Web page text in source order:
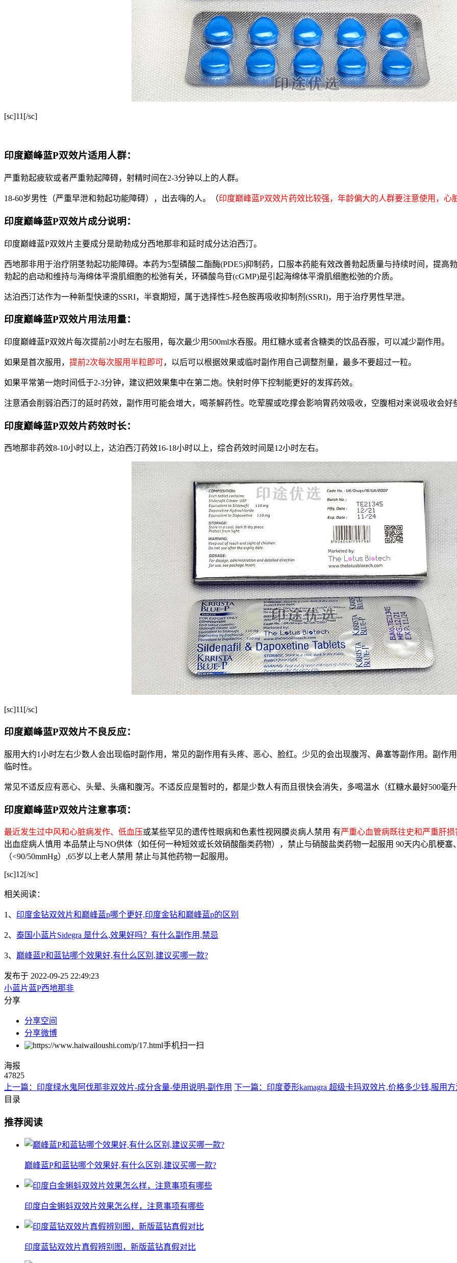
[sc]11[/sc]
印度巅峰蓝P双效片适用人群：
严重勃起疲软或者严重勃起障碍，射精时间在2-3分钟以上的人群。
18-60岁男性（严重早泄和勃起功能障碍），出去嗨的人。（印度巅峰蓝P双效片药效比较强，年龄偏大的人群要注意使用，心
印度巅峰蓝P双效片成分说明：
印度巅峰蓝P双效片主要成分是助勃成分西地那非和延时成分达泊西汀。
西地那非用于治疗阴茎勃起功能障碍。本药为5型磷酸二酯酶(PDE5)抑制药，口服本药能有效改善勃起质量与持续时间，提高
勃起的启动和维持与海绵体平滑肌细胞的松弛有关，环磷酸鸟苷(cGMP)是引起海绵体平滑肌细胞松弛的介质。
达泊西汀达作为一种新型快速的SSRI，半衰期短，属于选择性5-羟色胺再吸收抑制剂(SSRI)，用于治疗男性早泄。
印度巅峰蓝P双效片用法用量：
印度巅峰蓝P双效片每次提前2小时左右服用，每次最少用500ml水吞服。用红糖水或者含糖类的饮品吞服，可以减少副作用。
如果是首次服用， 提前2次每次服用半粒即可，以后可以根据效果或临时副作用自己调整剂量，最多不要超过一粒。
如果平常第一炮时间低于2-3分钟，建议把效果集中在第二炮。快射时停下控制能更好的发挥药效。
注意酒会削弱泊西汀的延时药效，副作用可能会增大，喝茶解药性。吃荤腥或吃撑会影响胃药效吸收，空腹相对来说吸收会好
印度巅峰蓝P双效片药效时长：
西地那非药效8-10小时以上，达泊西汀药效16-18小时以上，综合药效时间是12小时左右。
[sc]11[/sc]
印度巅峰蓝P双效片不良反应：
服用大约1小时左右少数人会出现临时副作用，常见的副作用有头疼、恶心、脸红。少见的会出现腹泻、鼻塞等副作用。副作
临时性。
常见不适反应有恶心、头晕、头痛和腹泻。不适反应是暂时的，都是少数人有而且很快会消失，多喝温水（红糖水最好500毫
印度巅峰蓝P双效片注意事项：
最近发生过中风和心脏病发作、低血压或某些罕见的遗传性眼病和色素性视网膜炎病人禁用 有严重心血管病既往史和严重肝损
出血症病人慎用 本品禁止与NO供体（如任何一种短效或长效硝酸酯类药物），禁止与硝酸盐类药物一起服用 90天内心肌梗
（<90/50mmHg）,65岁以上老人禁用 禁止与其他药物一起服用。
[sc]12[/sc]
相关阅读：
1、 印度金钻双效片和巅峰蓝p哪个更好,印度金钻和巅峰蓝p的区别
2、 泰国小蓝片Sidegra 是什么,效果好吗？有什么副作用,禁忌
3、 巅峰蓝P和蓝钻哪个效果好,有什么区别,建议买哪一款?
发布于 2022-09-25 22:49:23
小蓝片蓝P西地那非
分享
分享空间
分享微博
手机扫一扫
海报
47825
上一篇：印度绿水鬼阿伐那非双效片-成分含量-使用说明-副作用 下一篇：印度菱形kamagra 超级卡玛双效片,价格多少钱,服用
目录
推荐阅读
巅峰蓝P和蓝钻哪个效果好,有什么区别,建议买哪一款?
印度白金蝌蚪双效片效果怎么样，注意事项有哪些
印度蓝钻双效片真假辨别图，新版蓝钻真假对比